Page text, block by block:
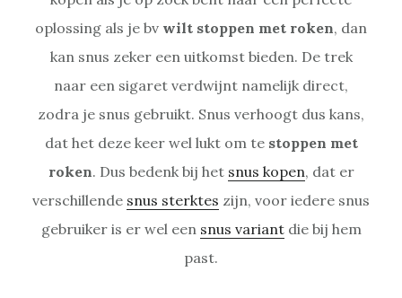
oplossing als je bv wilt stoppen met roken, dan
kan snus zeker een uitkomst bieden. De trek
naar een sigaret verdwijnt namelijk direct,
zodra je snus gebruikt. Snus verhoogt dus kans,
dat het deze keer wel lukt om te stoppen met
roken. Dus bedenk bij het snus kopen, dat er
verschillende snus sterktes zijn, voor iedere snus
gebruiker is er wel een snus variantdie bij hem
past.